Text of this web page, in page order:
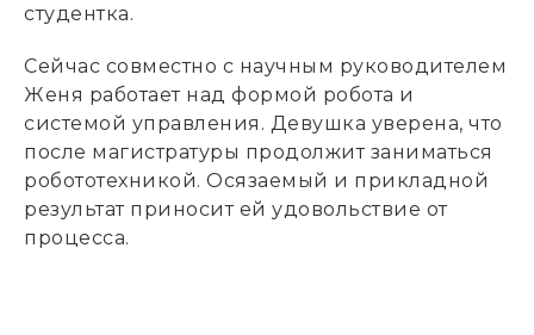
студентка.
Сейчас совместно с научным руководителем
Женя работает над формой робота и
системой управления. Девушка уверена, что
после магистратуры продолжит заниматься
робототехникой. Осязаемый и прикладной
результат приносит ей удовольствие от
процесса.